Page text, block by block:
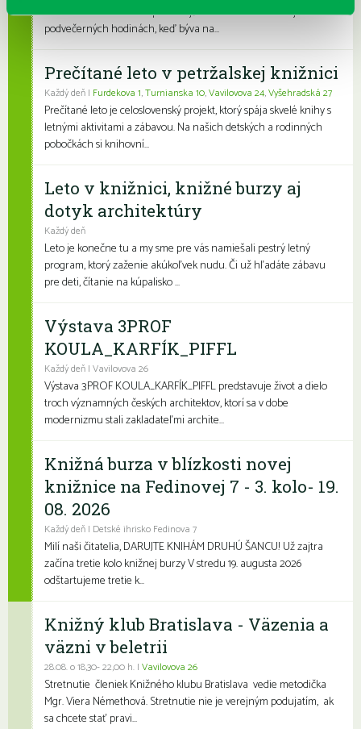
bude otvorená viac v dopoludňajších hodinách a menej v
podvečerných hodinách, keď býva na...
Prečítané leto v petržalskej knižnici
Každý deň | Furdekova 1,Turnianska 10,Vavilovova 24,Vyšehradská 27
Prečítané leto je celoslovenský projekt, ktorý spája skvelé knihy s
letnými aktivitami a zábavou. Na našich detských a rodinných
pobočkách si knihovní...
Leto v knižnici, knižné burzy aj
dotyk architektúry
Každý deň
Leto je konečne tu a my sme pre vás namiešali pestrý letný
program, ktorý zaženie akúkoľvek nudu. Či už hľadáte zábavu
pre deti, čítanie na kúpalisko ...
Výstava 3PROF
KOULA_KARFÍK_PIFFL
Každý deň | Vavilovova 26
Výstava 3PROF KOULA_KARFÍK_PIFFL predstavuje život a dielo
troch významných českých architektov, ktorí sa v dobe
modernizmu stali zakladateľmi archite...
Knižná burza v blízkosti novej
knižnice na Fedinovej 7 - 3. kolo- 19.
08. 2026
Každý deň | Detské ihrisko Fedinova 7
Milí naši čitatelia, DARUJTE KNIHÁM DRUHÚ ŠANCU! Už zajtra
začína tretie kolo knižnej burzy V stredu 19. augusta 2026
odštartujeme tretie k...
Knižný klub Bratislava - Väzenia a
väzni v beletrii
28.08. o 18,30- 22,00 h. | Vavilovova 26
Stretnutie členiek Knižného klubu Bratislava vedie metodička
Mgr. Viera Némethová. Stretnutie nie je verejným podujatím, ak
sa chcete stať pravi...